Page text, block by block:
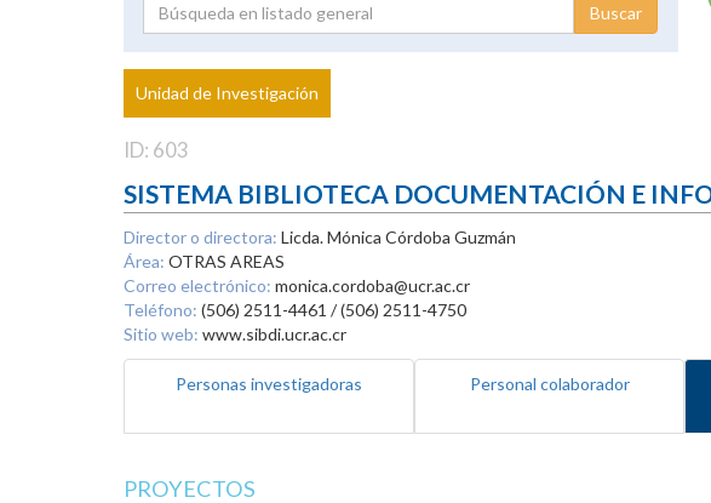
Proyecto
Investigador
Unidad de Investigación
ID: 603
SISTEMA BIBLIOTECA DOCUMENTACIÓN E
Director o directora: Licda. Mónica Córdoba Guzmán
Área: OTRAS AREAS
Correo electrónico: monica.cordoba@ucr.ac.cr
Teléfono: (506) 2511-4461 / (506) 2511-4750
Sitio web: www.sibdi.ucr.ac.cr
Personas investigadoras Personal colaborador
PROYECTOS